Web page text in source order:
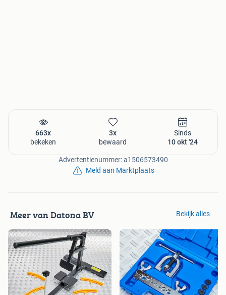
» Voor 20 uur besteld, volgende werkdag in huis!
Vragen? Bel de specialisten van Datona 0516 423338 of
mail klantenservice@datona.nl.
663x
bekeken
3x
bewaard
Sinds
10 okt '24
Advertentienummer: a1506573490
Meld aan Marktplaats
Meer van Datona BV Bekijk alles